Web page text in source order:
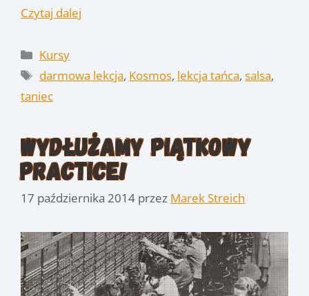
Czytaj dalej
Kategorie
Kursy
Tagi
darmowa lekcja, Kosmos, lekcja tańca,salsa,
taniec
Wydłużamy piątkowy
Practice!
17 października 2014 przez Marek Streich